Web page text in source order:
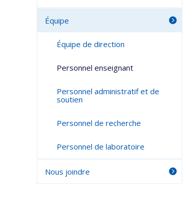
Équipe
Équipe de direction
Personnel enseignant
Personnel administratif et de
soutien
Personnel de recherche
Personnel de laboratoire
Nous joindre